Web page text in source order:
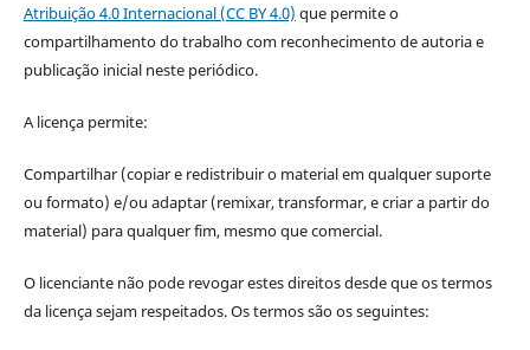
Atribuição 4.0 Internacional (CC BY 4.0) que permite o
compartilhamento do trabalho com reconhecimento de autoria e
publicação inicial neste periódico.
A licença permite:
Compartilhar (copiar e redistribuir o material em qualquer suporte
ou formato) e/ou adaptar (remixar, transformar, e criar a partir do
material) para qualquer fim, mesmo que comercial.
O licenciante não pode revogar estes direitos desde que os termos
da licença sejam respeitados. Os termos são os seguintes: